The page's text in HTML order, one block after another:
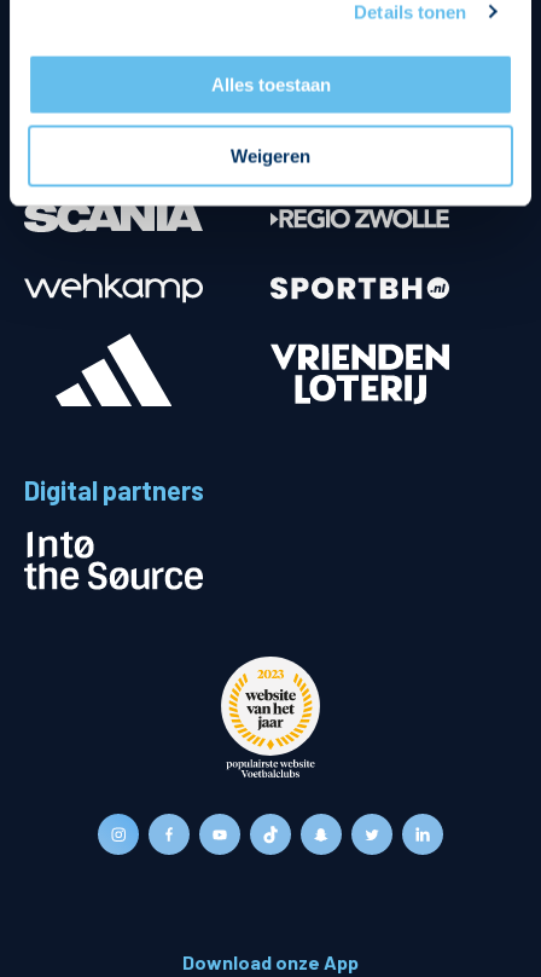
Details tonen
Alles toestaan
Weigeren
Digital partners
Download onze App